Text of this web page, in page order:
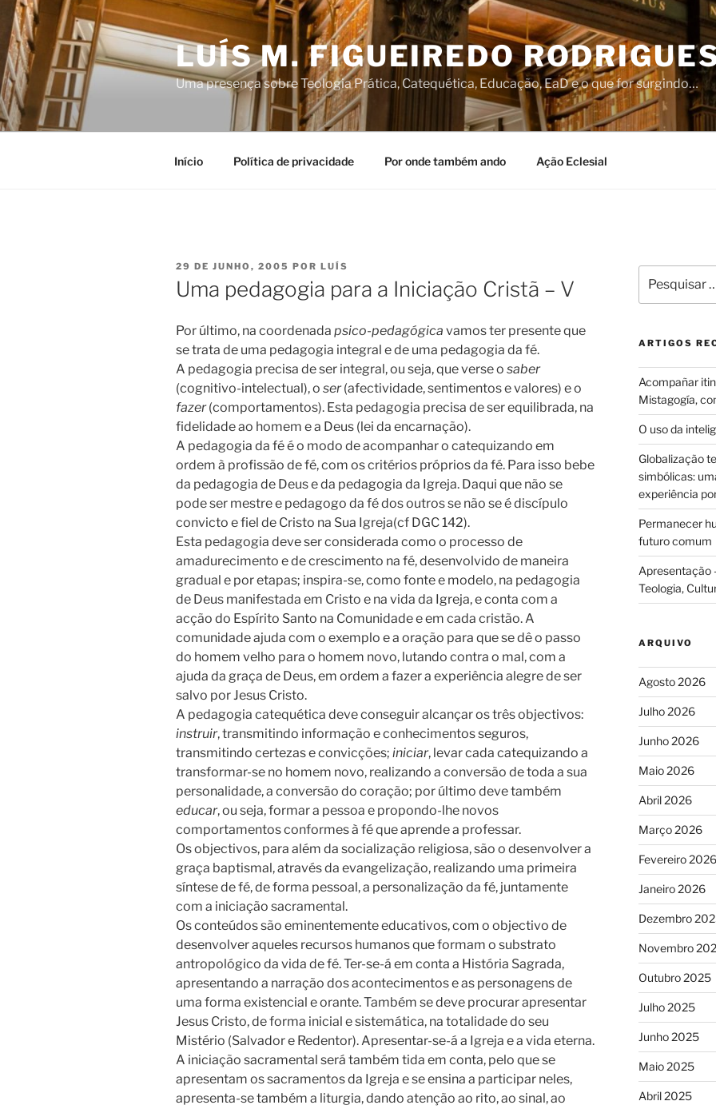
Saltar
para
conteúdo
LUÍS M. FIGUEIREDO
Uma presença sobre Teologia Prática, Catequética, Educação, EaD e o que for surgindo…
Início Política de privacidade Por onde também ando Ação Eclesial
PUBLICADO
EM
29 DE JUNHO, 2005 POR LUÍS
Uma pedagogia para a Iniciação Cristã – V
Por último, na coordenada psico-pedagógica vamos ter presente que
se trata de uma pedagogia integral e de uma pedagogia da fé.
A pedagogia precisa de ser integral, ou seja, que verse o saber
(cognitivo-intelectual), o ser(afectividade, sentimentos e valores) e o
fazer(comportamentos). Esta pedagogia precisa de ser equilibrada, na
fidelidade ao homem e a Deus (lei da encarnação).
A pedagogia da fé é o modo de acompanhar o catequizando em
ordem à profissão de fé, com os critérios próprios da fé. Para isso bebe
da pedagogia de Deus e da pedagogia da Igreja. Daqui que não se
pode ser mestre e pedagogo da fé dos outros se não se é discípulo
convicto e fiel de Cristo na Sua Igreja(cf DGC 142).
Esta pedagogia deve ser considerada como o processo de
amadurecimento e de crescimento na fé, desenvolvido de maneira
gradual e por etapas; inspira-se, como fonte e modelo, na pedagogia
de Deus manifestada em Cristo e na vida da Igreja, e conta com a
acção do Espírito Santo na Comunidade e em cada cristão. A
comunidade ajuda com o exemplo e a oração para que se dê o passo
do homem velho para o homem novo, lutando contra o mal, com a
ajuda da graça de Deus, em ordem a fazer a experiência alegre de ser
salvo por Jesus Cristo.
A pedagogia catequética deve conseguir alcançar os três objectivos:
instruir, transmitindo informação e conhecimentos seguros,
transmitindo certezas e convicções; iniciar, levar cada catequizando a
transformar-se no homem novo, realizando a conversão de toda a sua
personalidade, a conversão do coração; por último deve também
educar, ou seja, formar a pessoa e propondo-lhe novos
comportamentos conformes à fé que aprende a professar.
Os objectivos, para além da socialização religiosa, são o desenvolver a
graça baptismal, através da evangelização, realizando uma primeira
síntese de fé, de forma pessoal, a personalização da fé, juntamente
com a iniciação sacramental.
Os conteúdos são eminentemente educativos, com o objectivo de
desenvolver aqueles recursos humanos que formam o substrato
antropológico da vida de fé. Ter-se-á em conta a História Sagrada,
apresentando a narração dos acontecimentos e as personagens de
uma forma existencial e orante. Também se deve procurar apresentar
Jesus Cristo, de forma inicial e sistemática, na totalidade do seu
Mistério (Salvador e Redentor). Apresentar-se-á a Igreja e a vida eterna.
A iniciação sacramental será também tida em conta, pelo que se
apresentam os sacramentos da Igreja e se ensina a participar neles,
apresenta-se também a liturgia, dando atenção ao rito, ao sinal, ao
por:
ARTIGOS
Acompañar
Mistagogía,
O uso da
Globalização
simbólicas:
experiência
Permanecer
futuro comum
Apresentação
Teologia,
ARQUIVO
Agosto 2026
Julho 2026
Junho 2026
Maio 2026
Abril 2026
Março 2026
Fevereiro 2026
Janeiro 2026
Dezembro
Novembro
Outubro 2025
Julho 2025
Junho 2025
Maio 2025
Abril 2025